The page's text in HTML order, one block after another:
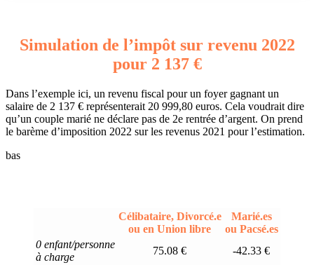
Simulation de l’impôt sur revenu 2022
pour 2 137 €
Dans l’exemple ici, un revenu fiscal pour un foyer gagnant un
salaire de 2 137 € représenterait 20 999,80 euros. Cela voudrait dire
qu’un couple marié ne déclare pas de 2e rentrée d’argent. On prend
le barème d’imposition 2022 sur les revenus 2021 pour l’estimation.
bas
Célibataire, Divorcé.e
ou en Union libre
Marié.es
ou Pacsé.es
0 enfant/personne
à charge
75.08 €
-42.33 €